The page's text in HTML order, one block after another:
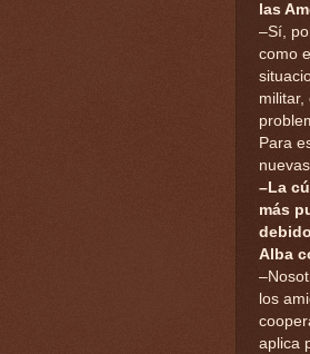
las
–Sí,
como
militar,
Para
–La
más
Alba
los
aplica